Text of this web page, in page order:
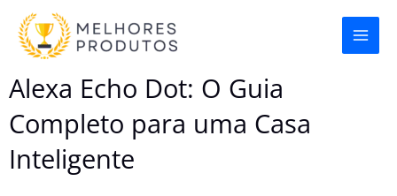
para
conteúdo
Alexa Echo Dot: O Guia
Completo para uma Casa
Inteligente